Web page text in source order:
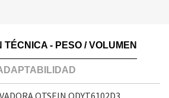
TÉCNICA - PESO / VOLUMEN